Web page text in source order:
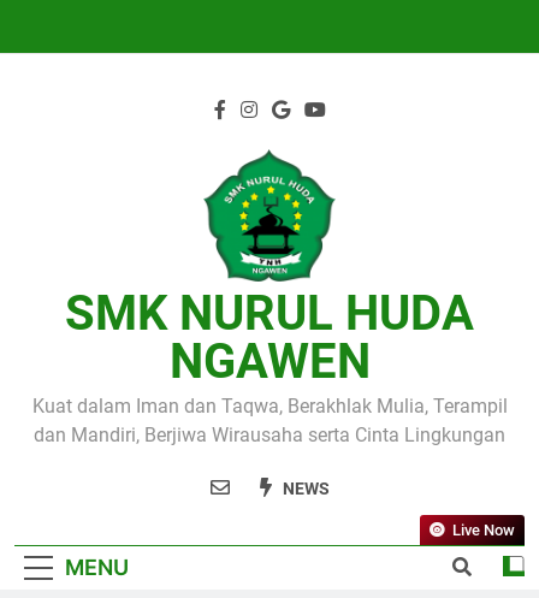
SMK NURUL HUDA
NGAWEN
Kuat dalam Iman dan Taqwa, Berakhlak Mulia, Terampil
dan Mandiri, Berjiwa Wirausaha serta Cinta Lingkungan
NEWS
MENU
Live Now